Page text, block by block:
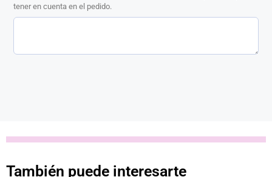
tener en cuenta en el pedido.
También puede interesarte